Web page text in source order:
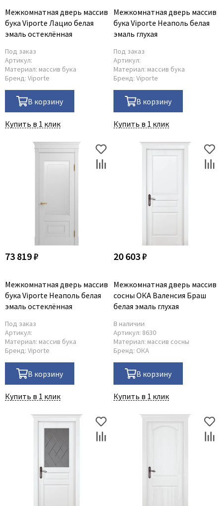
Межкомнатная дверь массив
бука Viporte Лацио белая
эмаль остеклённая
Под заказ
Артикул:
Материал: массив бука
Бренд: Viporte
В корзину
Купить в 1 клик
Межкомнатная дверь массив
бука Viporte Неаполь белая
эмаль глухая
Под заказ
Артикул:
Материал: массив бука
Бренд: Viporte
В корзину
Купить в 1 клик
73 819 ₽
Межкомнатная дверь массив
бука Viporte Неаполь белая
эмаль остеклённая
Под заказ
Артикул:
Материал: массив бука
Бренд: Viporte
В корзину
Купить в 1 клик
20 603 ₽
Межкомнатная дверь массив
сосны ОКА Валенсия Браш
белая эмаль глухая
В наличии
Артикул: 8630
Материал: массив сосны
Бренд: ОКА
В корзину
Купить в 1 клик